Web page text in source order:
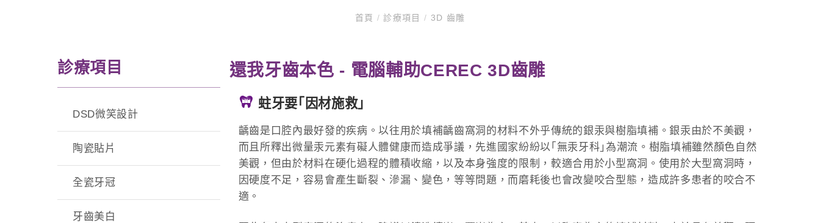
首頁 / 診療項目/ 3D 齒雕
診療項目
DSD微笑設計
陶瓷貼片
全瓷牙冠
牙齒美白
還我牙齒本色 - 電腦輔助CEREC 3D齒雕
蛀牙要｢因材施救｣
齲齒是口腔內最好發的疾病。以往用於填補齲齒窩洞的材料不外乎傳統的銀汞與樹脂填補。銀汞由於不美觀，
而且所釋出微量汞元素有礙人體健康而造成爭議，先進國家紛紛以｢無汞牙科｣為潮流。樹脂填補雖然顏色自然
美觀，但由於材料在硬化過程的體積收縮，以及本身強度的限制，較適合用於小型窩洞。使用於大型窩洞時，
因硬度不足，容易會產生斷裂、滲漏、變色，等等問題，而磨耗後也會改變咬合型態，造成許多患者的咬合不
適。